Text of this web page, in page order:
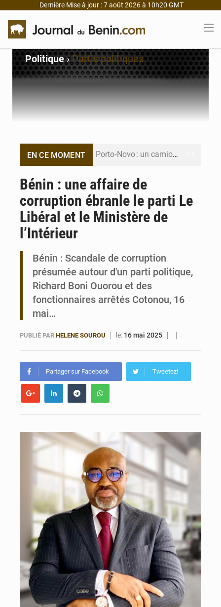
Dernière Mise à jour : 7 août 2026 à 10h20 GMT
Politique›Partis politiques
EN CE MOMENT Porto‑Novo : un camion de produits pétroliers embrase Avakpa
Bénin : Djogbénou inspecte le chantier du siège de l’Assemblée
Bénin : une affaire de
corruption ébranle le parti Le
Libéral et le Ministère de
l’Intérieur
Bénin : Scandale de corruption
présumée autour d'un parti politique,
Richard Boni Ouorou et des
fonctionnaires arrêtés Cotonou, 16
mai…
PUBLIÉ PAR HELENE SOUROU le: 16 mai 2025
Partager sur Facebook Tweetez!